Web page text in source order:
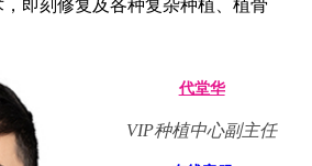
即刻修复及各种复杂种植、植骨
代堂华
VIP种植中心副主任